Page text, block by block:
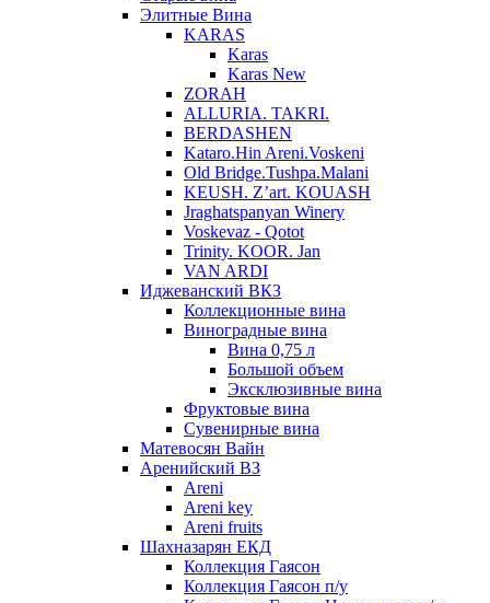
Элитные Вина
KARAS
Karas
Karas New
ZORAH
ALLURIA. TAKRI.
BERDASHEN
Kataro.Hin Areni.Voskeni
Old Bridge.Tushpa.Malani
KEUSH. Z’art. KOUASH
Jraghatspanyan Winery
Voskevaz - Qotot
Trinity. KOOR. Jan
VAN ARDI
Иджеванский ВКЗ
Коллекционные вина
Виноградные вина
Вина 0,75 л
Большой объем
Эксклюзивные вина
Фруктовые вина
Cувенирные вина
Матевосян Вайн
Аренийский ВЗ
Areni
Areni key
Areni fruits
Шахназарян ЕКД
Коллекция Гаясон
Коллекция Гаясон п/у